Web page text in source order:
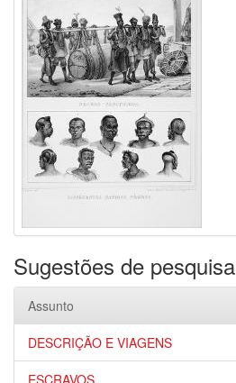
Sugestões de pesquisa
Assunto
DESCRIÇÃO E VIAGENS
ESCRAVOS